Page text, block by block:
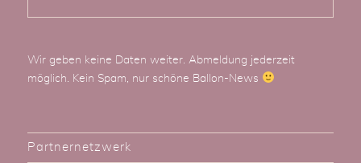
Wir geben keine Daten weiter. Abmeldung jederzeit
möglich. Kein Spam, nur schöne Ballon-News
Partnernetzwerk